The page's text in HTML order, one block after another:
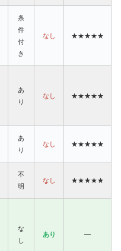
条
件
付
き
なし ★★★★★
あ
り
なし ★★★★★
あ
り
なし ★★★★★
不
明
なし ★★★★★
な
し
あり —